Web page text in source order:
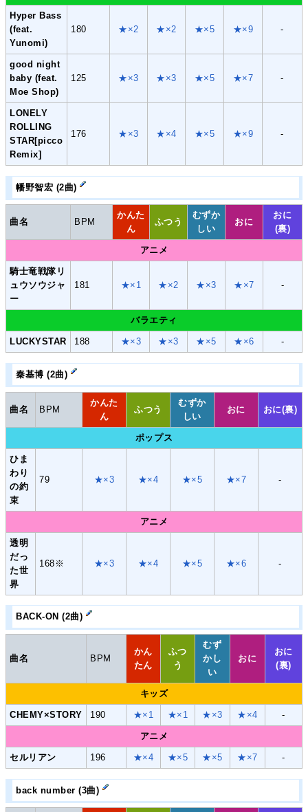
Hyper Bass
(feat.
Yunomi)
180 ★×2 ★×2 ★×5 ★×9 -
good night
baby (feat.
Moe Shop)
125 ★×3 ★×3 ★×5 ★×7 -
LONELY
ROLLING
STAR[picco
Remix]
176 ★×3 ★×4 ★×5 ★×9 -
幡野智宏 (2曲)
曲名 BPM
かんた
ん
ふつう
むずか
しい
おに
おに
(裏)
アニメ
騎士竜戦隊リ
ュウソウジャ
ー
181 ★×1 ★×2 ★×3 ★×7 -
バラエティ
LUCKYSTAR 188 ★×3 ★×3 ★×5 ★×6 -
秦基博 (2曲)
曲名 BPM
かんた
ん
ふつう
むずか
しい
おに おに(裏)
ポップス
ひま
わり
の約
束
79 ★×3 ★×4 ★×5 ★×7 -
アニメ
透明
だっ
た世
界
168※ ★×3 ★×4 ★×5 ★×6 -
BACK-ON (2曲)
曲名 BPM
かん
たん
ふつ
う
むず
かし
い
おに
おに
(裏)
キッズ
CHEMY×STORY 190 ★×1 ★×1 ★×3 ★×4 -
アニメ
セルリアン 196 ★×4 ★×5 ★×5 ★×7 -
back number (3曲)